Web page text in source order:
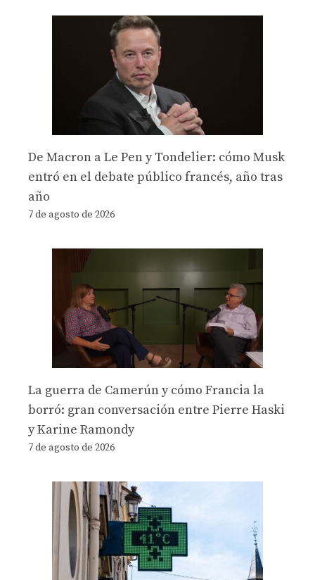
De Macron a Le Pen y Tondelier: cómo Musk
entró en el debate público francés, año tras
año
7 de agosto de 2026
La guerra de Camerún y cómo Francia la
borró: gran conversación entre Pierre Haski
y Karine Ramondy
7 de agosto de 2026